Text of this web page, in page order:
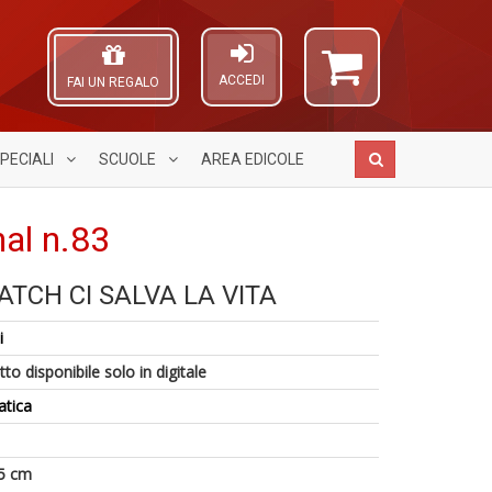
ACCEDI
FAI UN REGALO
SCUOLE AREA EDICOLE
n.83
CI SALVA LA VITA
disponibile solo in digitale
cm